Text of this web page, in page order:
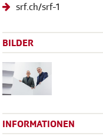
srf.ch/srf-1
BILDER
INFORMATIONEN